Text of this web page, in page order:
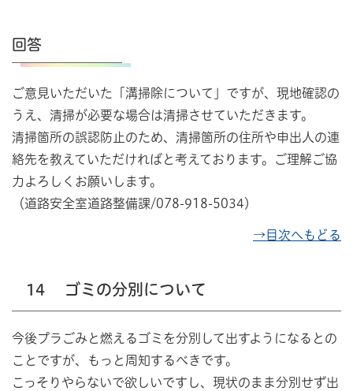
回答
ご意見いただいた「溝掃除について」ですが、現地確認の
うえ、清掃が必要な場合は清掃させていただきます。
清掃箇所の誤認防止のため、清掃箇所の住所や申出人の連
絡先を教えていただければと考えております。ご理解ご協
力よろしくお願いします。
（道路安全室道路整備課/078-918-5034）
→目次へもどる
14 ゴミの分別について
今後プラごみと燃えるゴミを分別して出すようになるとの
ことですが、もっと周知するべきです。
こっそりやらないで欲しいですし、現状のまま分別せず出